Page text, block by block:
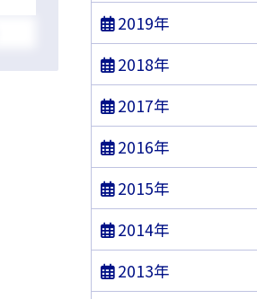
2019年
2018年
2017年
2016年
2015年
2014年
2013年